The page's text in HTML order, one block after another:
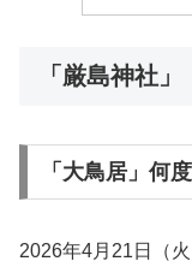
「厳島神社
「大鳥居」何
2026年4月21日（火